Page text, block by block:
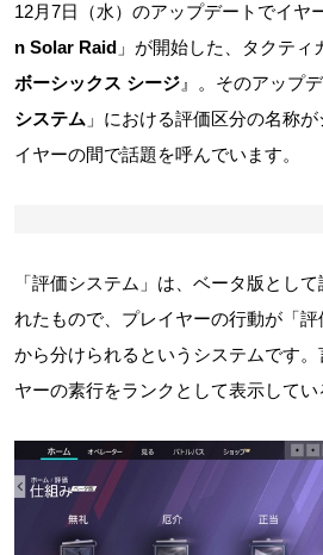
12月7日（水）のアップデートでイヤ
n Solar Raid 」が開始した、タクティ
ボーシックス シージ 』。そのアップ
システム 」における評価区分の名称
イヤーの間で話題を呼んでいます。
「評価システム」は、ベータ版とし
れたもので、プレイヤーの行動が「
から分けられるというシステムです
ヤーの素行をランクとして表示してい